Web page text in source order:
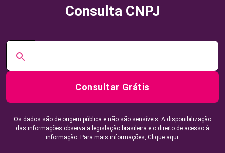
Consulta CNPJ
Consultar Grátis
Os dados são de origem pública e não são sensíveis. A disponibilização
das informações observa a legislação brasileira e o direito de acesso à
informação. Para mais informações, Clique aqui.